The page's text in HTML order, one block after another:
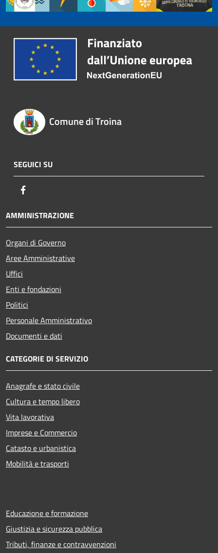
Comune di Troina
SEGUICI SU
AMMINISTRAZIONE
Organi di Governo
Aree Amministrative
Uffici
Enti e fondazioni
Politici
Personale Amministrativo
Documenti e dati
CATEGORIE DI SERVIZIO
Anagrafe e stato civile
Cultura e tempo libero
Vita lavorativa
Imprese e Commercio
Catasto e urbanistica
Mobilità e trasporti
Educazione e formazione
Giustizia e sicurezza pubblica
Tributi, finanze e contravvenzioni